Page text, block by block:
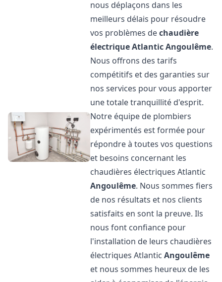
nous déplaçons dans les
meilleurs délais pour résoudre
vos problèmes dechaudière
électrique AtlanticAngoulême.
Nous offrons des tarifs
compétitifs et des garanties sur
nos services pour vous apporter
une totale tranquillité d'esprit.
Notre équipe de plombiers
expérimentés est formée pour
répondre à toutes vos questions
et besoins concernant les
chaudières électriques Atlantic
Angoulême. Nous sommes fiers
de nos résultats et nos clients
satisfaits en sont la preuve. Ils
nous font confiance pour
l'installation de leurs chaudières
électriques AtlanticAngoulême
et nous sommes heureux de les